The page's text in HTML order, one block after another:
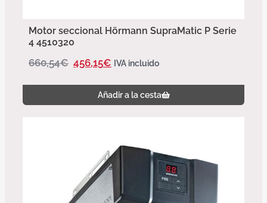
Motor seccional Hörmann SupraMatic P Serie
4 4510320
660,54€ 456,15€ IVA incluido
Añadir a la cesta